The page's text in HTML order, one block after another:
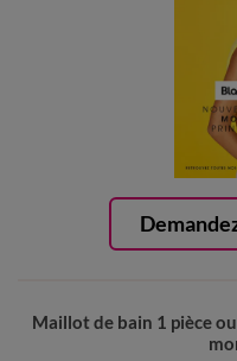
Maillot de bain 1 pièce